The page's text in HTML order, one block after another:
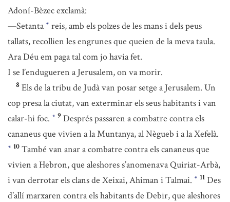
Adoní-Bèzec exclamà:
—Setanta * reis, amb els polzes de les mans i dels peus
tallats, recollien les engrunes que queien de la meva taula.
Ara Déu em paga tal com jo havia fet.
I se l’endugueren a Jerusalem, on va morir.
8 Els de la tribu de Judà van posar setge a Jerusalem. Un
cop presa la ciutat, van exterminar els seus habitants i van
calar-hi foc. * 9 Després passaren a combatre contra els
cananeus que vivien a la Muntanya, al Nègueb i a la Xefelà.
* 10 També van anar a combatre contra els cananeus que
vivien a Hebron, que aleshores s’anomenava Quiriat-Arbà,
i van derrotar els clans de Xeixai, Ahiman i Talmai. * 11 Des
d’allí marxaren contra els habitants de Debir, que aleshores